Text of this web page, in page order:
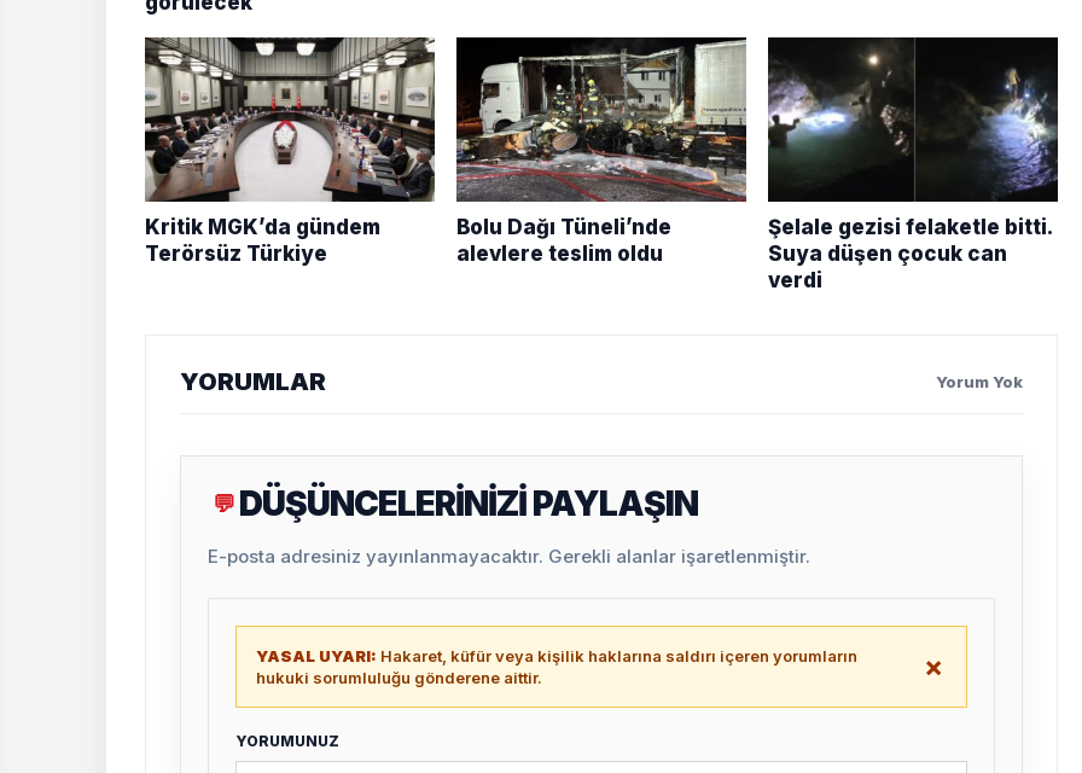
Kritik MGK’da gündem
Terörsüz Türkiye
Bolu Dağı Tüneli’nde
alevlere teslim oldu
Şelale gezisi felaketle bitti.
Suya düşen çocuk can
verdi
YORUMLAR Yorum Yok
💬 DÜŞÜNCELERİNİZİ PAYLAŞIN
E-posta adresiniz yayınlanmayacaktır. Gerekli alanlar işaretlenmiştir.
YASAL UYARI: Hakaret, küfür veya kişilik haklarına saldırı içeren yorumların
hukuki sorumluluğu gönderene aittir.
×
YORUMUNUZ